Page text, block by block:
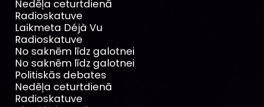
Nedēļa ceturtdienā
Radioskatuve
Laikmeta Déjà Vu
Radioskatuve
No saknēm līdz galotnei
No saknēm līdz galotnei
Politiskās debates
Nedēļa ceturtdienā
Radioskatuve